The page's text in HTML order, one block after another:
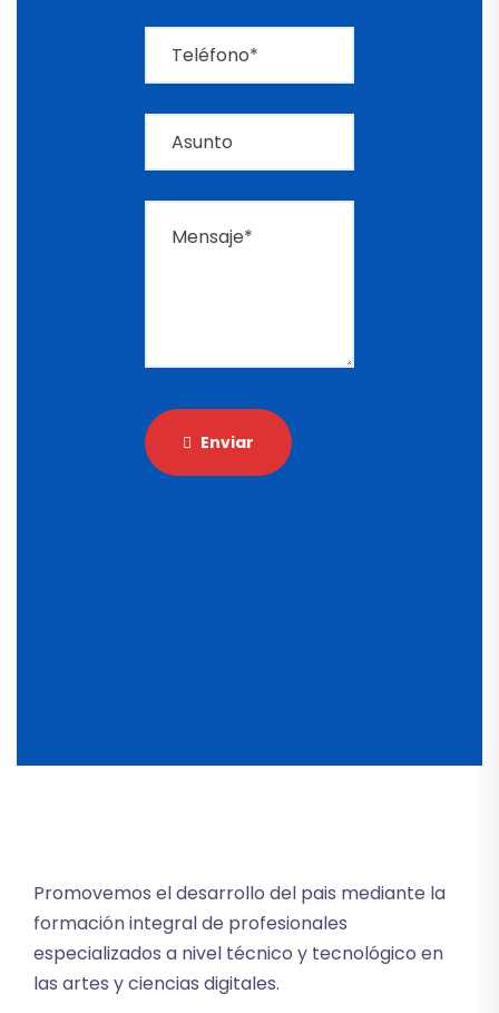
Enviar
Promovemos el desarrollo del pais mediante la
formación integral de profesionales
especializados a nivel técnico y tecnológico en
las artes y ciencias digitales.